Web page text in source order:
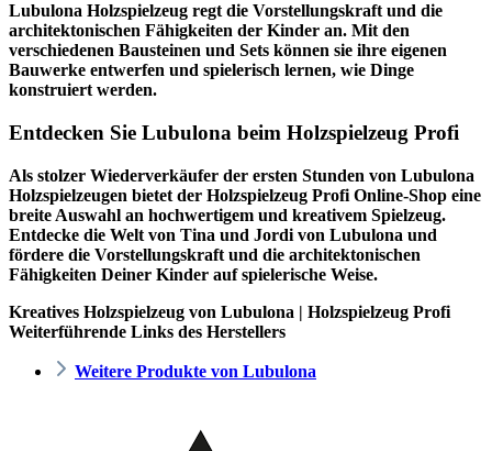
Lubulona Holzspielzeug regt die Vorstellungskraft und die
architektonischen Fähigkeiten der Kinder an. Mit den
verschiedenen Bausteinen und Sets können sie ihre eigenen
Bauwerke entwerfen und spielerisch lernen, wie Dinge
konstruiert werden.
Entdecken Sie Lubulona beim Holzspielzeug Profi
Als stolzer Wiederverkäufer der ersten Stunden von Lubulona
Holzspielzeugen bietet der Holzspielzeug Profi Online-Shop eine
breite Auswahl an hochwertigem und kreativem Spielzeug.
Entdecke die Welt von Tina und Jordi von Lubulona und
fördere die Vorstellungskraft und die architektonischen
Fähigkeiten Deiner Kinder auf spielerische Weise.
Kreatives Holzspielzeug von Lubulona | Holzspielzeug Profi
Weiterführende Links des Herstellers
Weitere Produkte von Lubulona